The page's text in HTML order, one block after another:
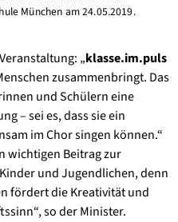
München am 24.05.2019.
„klasse.im.puls
zusammenbringt. Das
und Schülern eine
– sei es, dass sie ein
im Chor singen können.“
wichtigen Beitrag zur
und Jugendlichen, denn
fördert die Kreativität und
so der Minister.